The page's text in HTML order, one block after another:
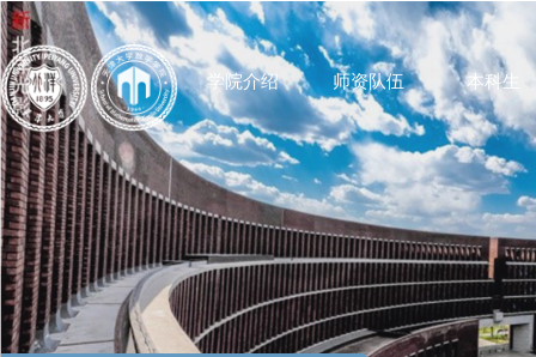
学院介绍 师资队伍 本科生